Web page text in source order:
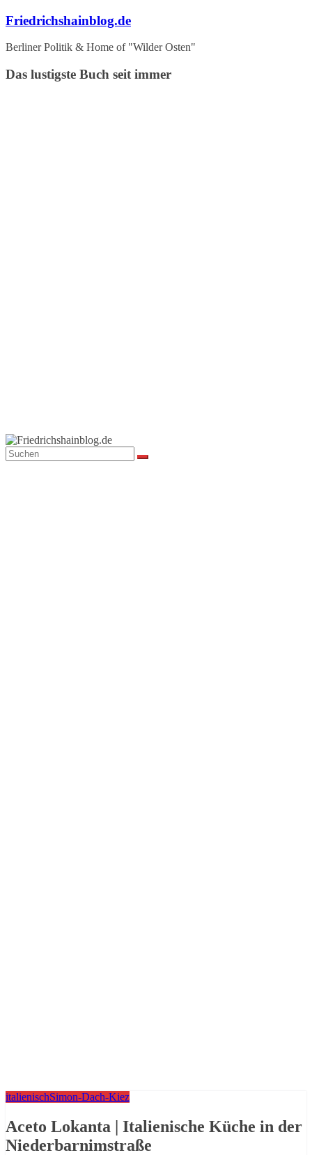
Zum
springen
Friedrichshainblog.de
Berliner Politik & Home of "Wilder Osten"
Das lustigste Buch seit immer
italienischSimon-Dach-Kiez
Aceto Lokanta | Italienische Küche in der
Niederbarnimstraße